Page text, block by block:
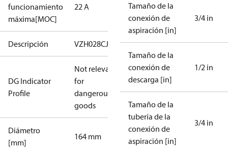
funcionamiento
máxima[MOC]
22 A
Descripción VZH028CJM
DG Indicator
Profile
Not relevant
for
dangerous
goods
Diámetro
[mm]
164 mm
Tamaño de la
conexión de
aspiración [in]
3/4 in
Tamaño de la
conexión de
descarga [in]
1/2 in
Tamaño de la
tubería de la
conexión de
aspiración [in]
3/4 in